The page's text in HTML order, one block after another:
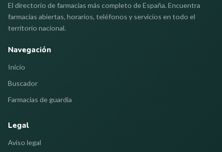
El directorio de farmacias más completo de España. Encuentra
farmacias abiertas, horarios, teléfonos y servicios en todo el
territorio nacional.
Navegación
Inicio
Buscador
Farmacias de guardia
Legal
Aviso legal